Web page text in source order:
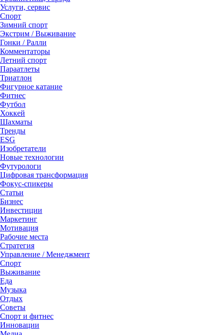
Услуги, сервис
Спорт
Зимний спорт
Экстрим / Выживание
Гонки / Ралли
Комментаторы
Летний спорт
Параатлеты
Триатлон
Фигурное катание
Фитнес
Футбол
Хоккей
Шахматы
Тренды
ESG
Изобретатели
Новые технологии
Футурологи
Цифровая трансформация
Фокус-спикеры
Статьи
Бизнес
Инвестиции
Маркетинг
Мотивация
Рабочие места
Стратегия
Управление / Менеджмент
Спорт
Выживание
Еда
Музыка
Отдых
Советы
Спорт и фитнес
Инновации